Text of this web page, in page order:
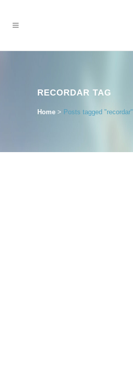
RECORDAR TAG
Home > Posts tagged "recordar"